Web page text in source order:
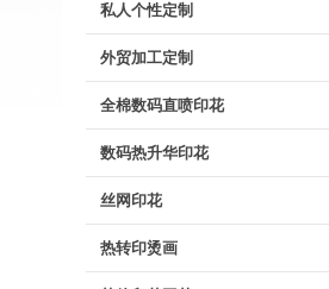
私人个性定制
外贸加工定制
全棉数码直喷印花
数码热升华印花
丝网印花
热转印烫画